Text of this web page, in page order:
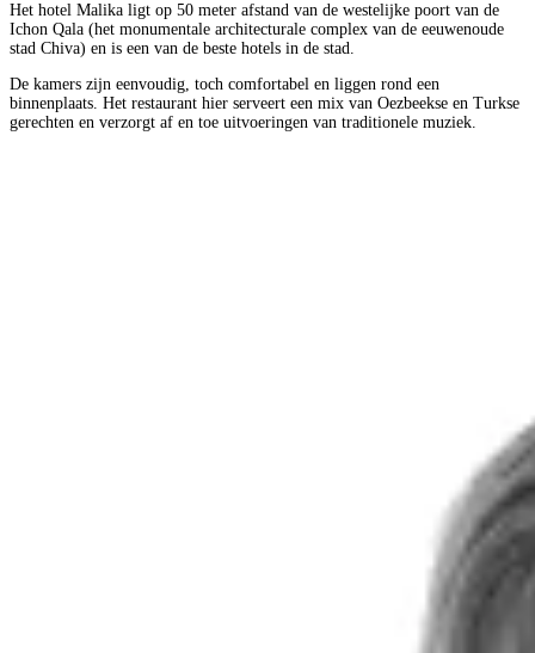
Het hotel Malika ligt op 50 meter afstand van de westelijke poort van de
Ichon Qala (het monumentale architecturale complex van de eeuwenoude
stad Chiva) en is een van de beste hotels in de stad.
De kamers zijn eenvoudig, toch comfortabel en liggen rond een
binnenplaats. Het restaurant hier serveert een mix van Oezbeekse en Turkse
gerechten en verzorgt af en toe uitvoeringen van traditionele muziek.